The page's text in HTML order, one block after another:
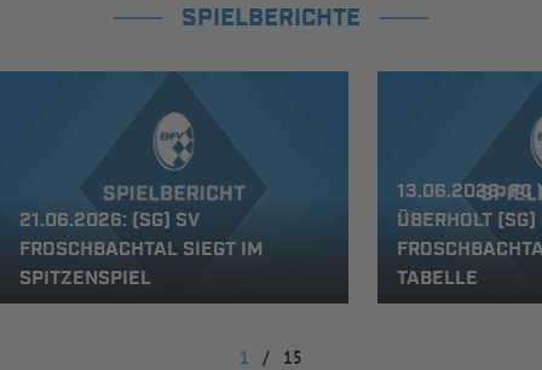
SPIELBERICHTE
21.06.2026: (SG) SV
FROSCHBACHTAL SIEGT IM
SPITZENSPIEL
13.06.2026: FC
ÜBERHOLT (SG)
TABELLE
1 / 15